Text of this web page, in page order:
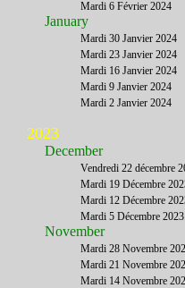
Mardi 6 Février 2024
January
Mardi 30 Janvier 2024
Mardi 23 Janvier 2024
Mardi 16 Janvier 2024
Mardi 9 Janvier 2024
Mardi 2 Janvier 2024
2023
December
Vendredi 22 décembre
Mardi 19 Décembre
Mardi 12 Décembre
Mardi 5 Décembre 2023
November
Mardi 28 Novembre
Mardi 21 Novembre
Mardi 14 Novembre